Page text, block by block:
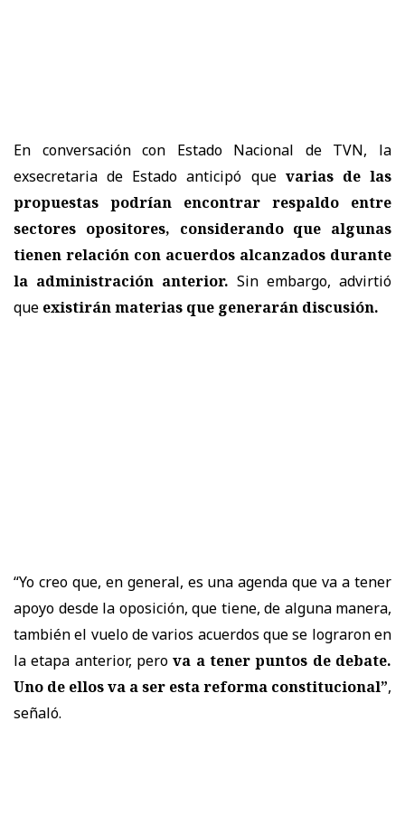
En conversación con Estado Nacional de TVN, la
exsecretaria de Estado anticipó que varias de las
propuestas podrían encontrar respaldo entre
sectores opositores, considerando que algunas
tienen relación con acuerdos alcanzados durante
la administración anterior. Sin embargo, advirtió
que existirán materias que generarán discusión.
“Yo creo que, en general, es una agenda que va a tener
apoyo desde la oposición, que tiene, de alguna manera,
también el vuelo de varios acuerdos que se lograron en
la etapa anterior, perova a tener puntos de debate.
Uno de ellos va a ser esta reforma constitucional”,
señaló.